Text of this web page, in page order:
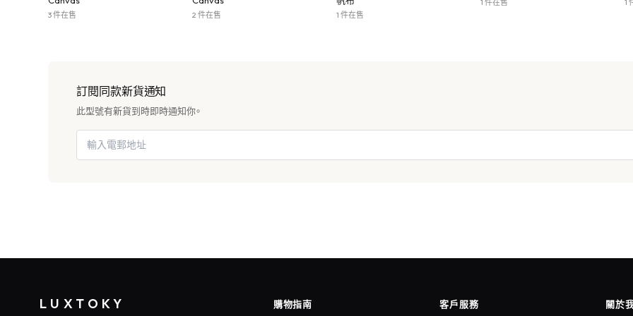
3 件在售 2 件在售 1 件在售
1 件在售 1
訂閱同款新貨通知
此型號有新貨到時即時通知你。
LUXTOKY 購物指南 客戶服務 關於